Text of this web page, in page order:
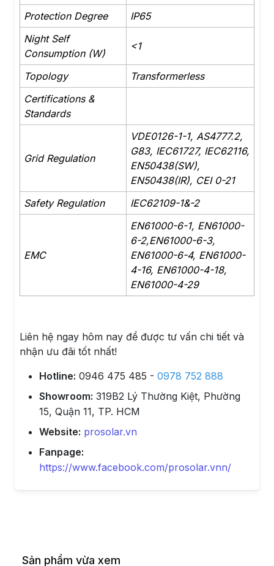
Protection Degree
IP65
Night Self
Consumption (W)
<1
Topology
Transformerless
Certifications &
Standards
Grid Regulation
VDE0126-1-1, AS4777.2,
G83, IEC61727, IEC62116,
EN50438(SW),
EN50438(IR), CEI 0-21
Safety Regulation
IEC62109-1&-2
EMC
EN61000-6-1, EN61000-
6-2,EN61000-6-3,
EN61000-6-4, EN61000-
4-16, EN61000-4-18,
EN61000-4-29
Liên hệ ngay hôm nay để được tư vấn chi tiết và
nhận ưu đãi tốt nhất!
Hotline: 0946 475 485 - 0978 752 888
Showroom: 319B2 Lý Thường Kiệt, Phường
15, Quận 11, TP. HCM
Website: prosolar.vn
Fanpage:
https://www.facebook.com/prosolar.vnn/
Sản phẩm vừa xem